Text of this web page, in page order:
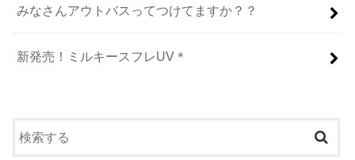
みなさんアウトバスってつけてますか？？
新発売！ミルキースフレUV＊